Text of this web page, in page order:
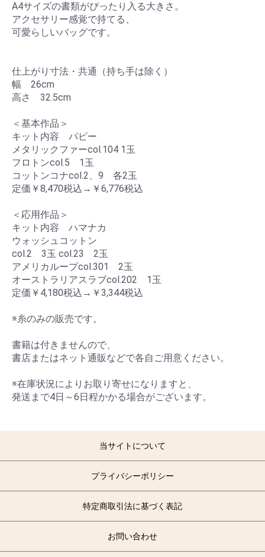
A4サイズの書類がぴったり入る大きさ。
アクセサリー感覚で持てる、
可愛らしいバッグです。
仕上がり寸法・共通（持ち手は除く）
幅 26cm
高さ 32.5cm
＜基本作品＞
キット内容 パピー
メタリックファーcol.104 1玉
フロトンcol.5 1玉
コットンコナcol.2、9 各2玉
定価￥8,470税込→￥6,776税込
＜応用作品＞
キット内容 ハマナカ
ウォッシュコットン
col.2 3玉 col.23 2玉
アメリカループcol.301 2玉
オーストラリアスラブcol.202 1玉
定価￥4,180税込→￥3,344税込
※糸のみの販売です。
書籍は付きませんので、
書店またはネット通販などで各自ご用意ください。
※在庫状況によりお取り寄せになりますと、
発送まで4日～6日程かかる場合がございます。
当サイトについて
プライバシーポリシー
特定商取引法に基づく表記
お問い合わせ